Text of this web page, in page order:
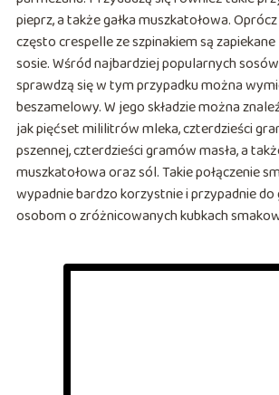
pieprz, a także gałka muszkatołowa.
często crespelle ze szpinakiem są
sosie. Wśród najbardziej popularnych
sprawdzą się w tym przypadku można
beszamelowy. W jego składzie można
jak pięćset mililitrów mleka, czterdzieści
pszennej, czterdzieści gramów masła, a
muszkatołowa oraz sól. Takie połączenie
wypadnie bardzo korzystnie i przypadnie
osobom o zróżnicowanych kubkach